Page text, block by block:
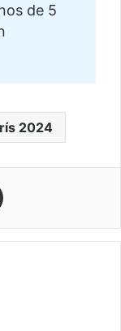
de 5
2024